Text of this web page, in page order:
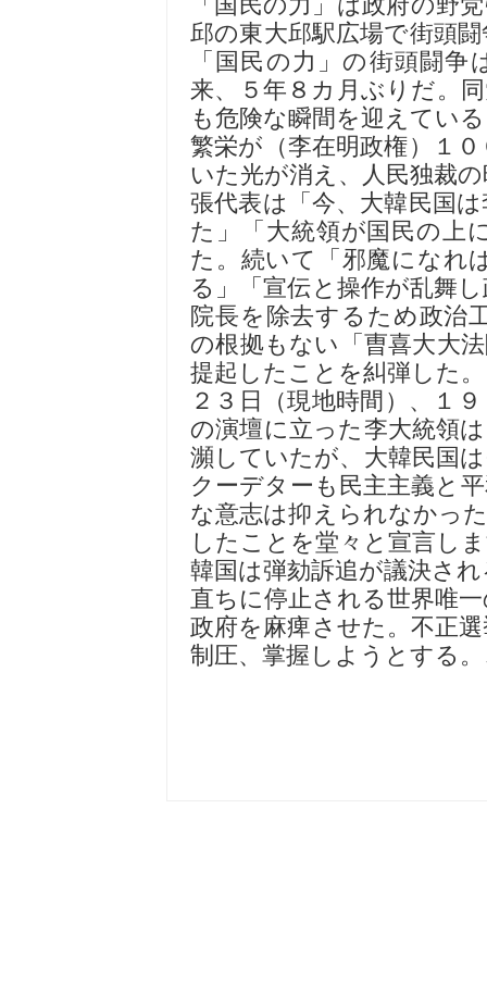
邱の東大邱駅広場で街頭
「国民の力」の街頭闘
来、５年８カ月ぶりだ。
も危険な瞬間を迎えてい
繁栄が（李在明政権）１
いた光が消え、人民独裁
張代表は「今、大韓民国
た」「大統領が国民の上
た。続いて「邪魔になれ
る」「宣伝と操作が乱舞
院長を除去するため政治
の根拠もない「曺喜大大
提起したことを糾弾した。
２３日（現地時間）、１
の演壇に立った李大統領
瀕していたが、大韓民国
クーデターも民主主義と
な意志は抑えられなかっ
したことを堂々と宣言し
韓国は弾劾訴追が議決さ
直ちに停止される世界唯
政府を麻痺させた。不正
制圧、掌握しようとする